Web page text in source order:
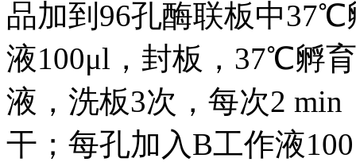
品加到96孔酶联板中
液100μl，封板，37℃孵
液，洗板3次，每次2
干；每孔加入B工作液